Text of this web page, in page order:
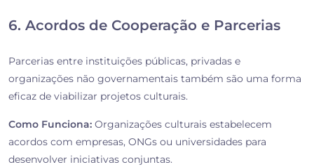
6. Acordos de Cooperação e Parcerias
Parcerias entre instituições públicas, privadas e
organizações não governamentais também são uma forma
eficaz de viabilizar projetos culturais.
Como Funciona: Organizações culturais estabelecem
acordos com empresas, ONGs ou universidades para
desenvolver iniciativas conjuntas.